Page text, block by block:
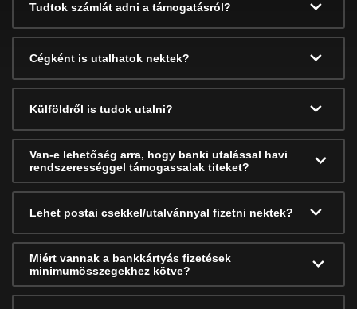
Tudtok számlát adni a támogatásról?
Cégként is utalhatok nektek?
Külföldről is tudok utalni?
Van-e lehetőség arra, hogy banki utalással havi
rendszerességgel támogassalak titeket?
Lehet postai csekkel/utalvánnyal fizetni nektek?
Miért vannak a bankkártyás fizetések
minimumösszegekhez kötve?